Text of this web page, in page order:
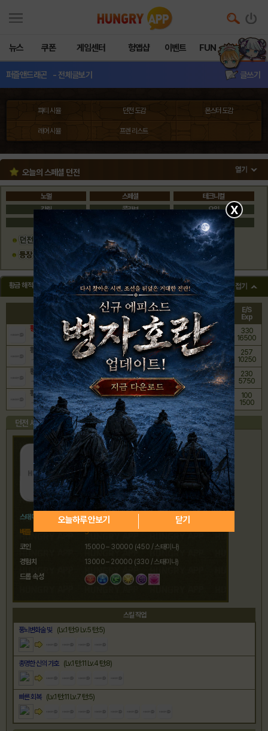
뉴스 쿠폰 게임센터 헝앱샵 이벤트 FUN 커뮤니티
퍼즐앤드래곤 - 전체글보기 글쓰기
파티 시뮬 던전 도감 몬스터 도감
레어 시뮬 프렌 리스트
오늘의 스페셜 던전
노멀 스페셜
테크니컬
강림
콜라보
요일
한정
황금 해적용
던전 이름
ST
A
BT
C/S
Coin
E/S
Exp
황금 바다 동굴 (지옥급)
50 5
450
22500
330
16500
황금 바다 동굴 (최상급)
5
400
16000
257
10250
황금 바다 동굴 (상급)
25 5
118
2950
230
5750
황금 바다 동굴 (중급)
15 5
180
2700
100
1500
던전 세부 정보
황금 바다 동굴 (지옥급)
(Gold Cave - Legend,金の海窟 地獄級)
스태미나
배틀
코인
경험치
드롭 속성
50
5
15000 – 30000 (450 / 스태미나)
13000 – 20000 (330 / 스태미나)
스킬 작업
풍뇌변화술 빛
(Lv.1 턴:9 Lv.5 턴:5)
총명한 신의 가호 (Lv.1 턴:11 Lv.4 턴:8)
빠른 회복 (Lv.1 턴:11 Lv.7 턴:5)
X
오늘하루 안보기 닫기